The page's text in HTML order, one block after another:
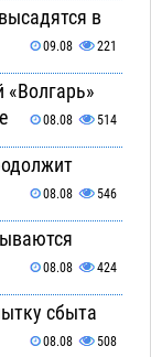
в
09.08 221
«Волгарь»
08.08 514
08.08 546
08.08 424
сбыта
08.08 508